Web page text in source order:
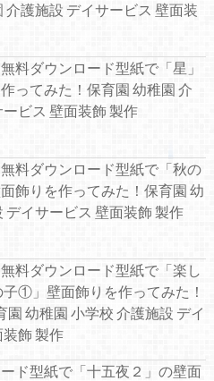
介護施設 デイサービス 壁面装
料ダウンロード型紙で「星」
ってみた！保育園 幼稚園 介
ビス 壁面装飾 製作
無料ダウンロード型紙で「秋の
飾りを作ってみた！保育園 幼
デイサービス 壁面装飾 製作
無料ダウンロード型紙で「楽し
子①」壁面飾りを作ってみた！
園 幼稚園 小学校 介護施設 デイ
飾 製作
ド型紙で「十五夜２」の壁面